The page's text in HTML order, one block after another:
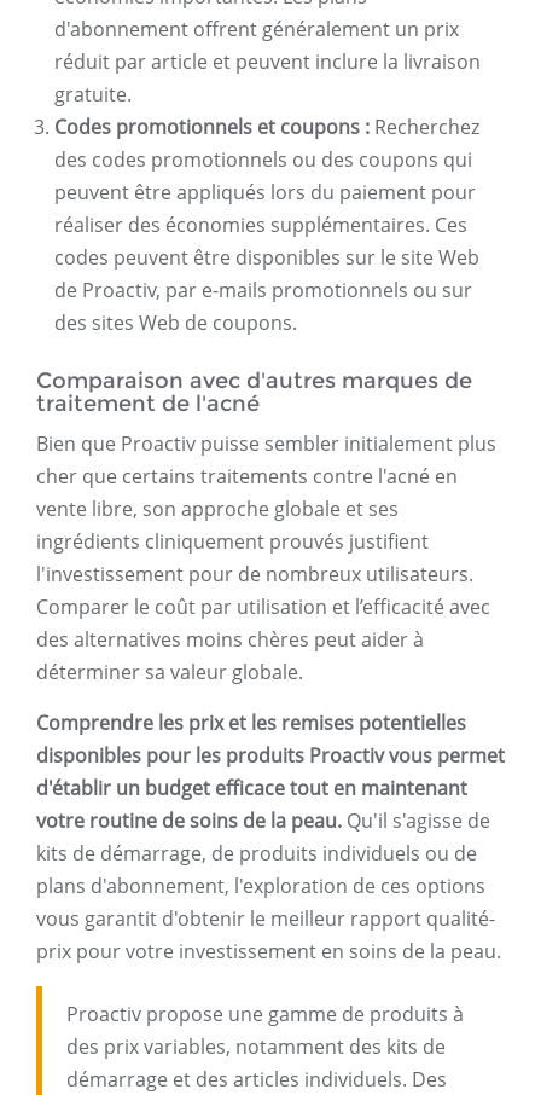
d'abonnement offrent généralement un prix
réduit par article et peuvent inclure la livraison
gratuite.
Codes promotionnels et coupons : Recherchez
des codes promotionnels ou des coupons qui
peuvent être appliqués lors du paiement pour
réaliser des économies supplémentaires. Ces
codes peuvent être disponibles sur le site Web
de Proactiv, par e-mails promotionnels ou sur
des sites Web de coupons.
Comparaison avec d'autres marques de
traitement de l'acné
Bien que Proactiv puisse sembler initialement plus
cher que certains traitements contre l'acné en
vente libre, son approche globale et ses
ingrédients cliniquement prouvés justifient
l'investissement pour de nombreux utilisateurs.
Comparer le coût par utilisation et l’efficacité avec
des alternatives moins chères peut aider à
déterminer sa valeur globale.
Comprendre les prix et les remises potentielles
disponibles pour les produits Proactiv vous permet
d'établir un budget efficace tout en maintenant
votre routine de soins de la peau. Qu'il s'agisse de
kits de démarrage, de produits individuels ou de
plans d'abonnement, l'exploration de ces options
vous garantit d'obtenir le meilleur rapport qualité-
prix pour votre investissement en soins de la peau.
Proactiv propose une gamme de produits à
des prix variables, notamment des kits de
démarrage et des articles individuels. Des